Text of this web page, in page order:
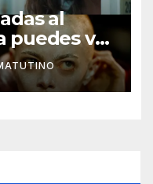
al
puedes ver